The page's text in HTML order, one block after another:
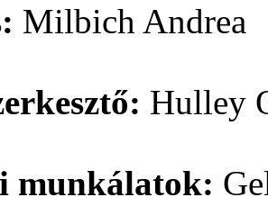
Milbich Andrea
Hulley
munkálatok: